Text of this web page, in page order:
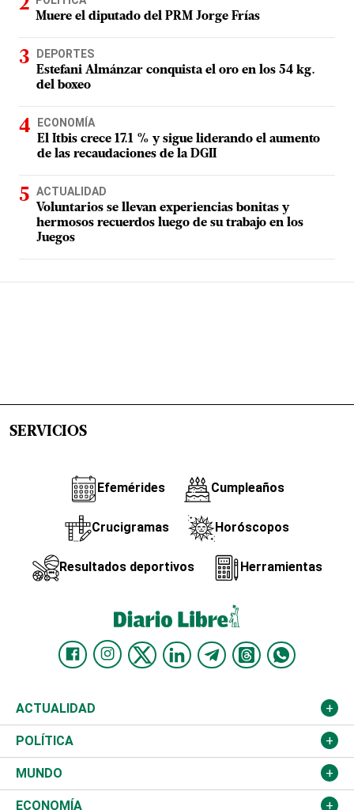
Muere el diputado del PRM Jorge Frías
DEPORTES
Estefani Almánzar conquista el oro en los 54 kg.
del boxeo
ECONOMÍA
El Itbis crece 17.1 % y sigue liderando el aumento
de las recaudaciones de la DGII
ACTUALIDAD
Voluntarios se llevan experiencias bonitas y
hermosos recuerdos luego de su trabajo en los
Juegos
SERVICIOS
Efemérides Cumpleaños
Crucigramas Horóscopos
Resultados deportivos Herramientas
ACTUALIDAD
Nacional
Ciudad
Educación
POLÍTICA
Partidos
JCE
MUNDO
Estados Unidos
ECONOMÍA